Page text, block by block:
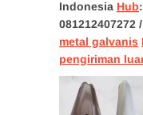
Indonesia Hub
081212407272
metal galvanis
pengiriman